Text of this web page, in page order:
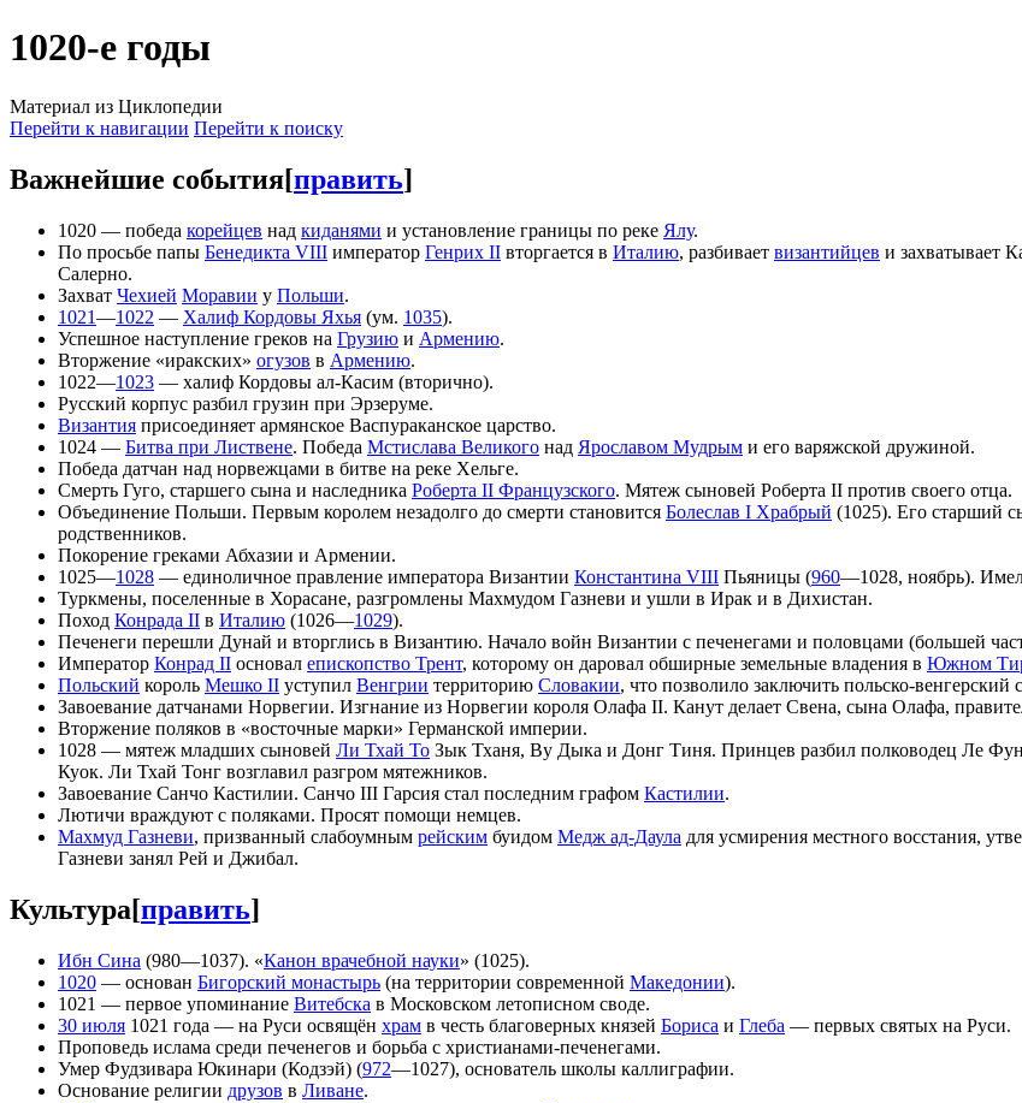
1020-е годы
Материал из Циклопедии
Перейти к навигации Перейти к поиску
Важнейшие события[править]
1020 — победа корейцев над киданями и установление границы по реке Ялу.
По просьбе папы Бенедикта VIII император Генрих II вторгается в Италию, разбивает византийцев и захватывает
Салерно.
Захват Чехией Моравии у Польши.
1021—1022 — Халиф Кордовы Яхья (ум. 1035).
Успешное наступление греков на Грузию и Армению.
Вторжение «иракских» огузов в Армению.
1022—1023 — халиф Кордовы ал-Касим (вторично).
Русский корпус разбил грузин при Эрзеруме.
Византия присоединяет армянское Васпураканское царство.
1024 — Битва при Листвене. Победа Мстислава Великого над Ярославом Мудрым и его варяжской дружиной.
Победа датчан над норвежцами в битве на реке Хельге.
Смерть Гуго, старшего сына и наследника Роберта II Французского. Мятеж сыновей Роберта II против своего отца.
Объединение Польши. Первым королем незадолго до смерти становится Болеслав I Храбрый (1025). Его старший
родственников.
Покорение греками Абхазии и Армении.
1025—1028 — единоличное правление императора Византии Константина VIII Пьяницы (960—1028, ноябрь).
Туркмены, поселенные в Хорасане, разгромлены Махмудом Газневи и ушли в Ирак и в Дихистан.
Поход Конрада II в Италию (1026—1029).
Печенеги перешли Дунай и вторглись в Византию. Начало войн Византии с печенегами и половцами (большей
Император Конрад II основал епископство Трент, которому он даровал обширные земельные владения в Южном
Польский король Мешко II уступил Венгрии территорию Словакии, что позволило заключить польско-венгерский
Завоевание датчанами Норвегии. Изгнание из Норвегии короля Олафа II. Канут делает Свена, сына Олафа,
Вторжение поляков в «восточные марки» Германской империи.
1028 — мятеж младших сыновей Ли Тхай То Зык Тханя, Ву Дыка и Донг Тиня. Принцев разбил полководец Ле
Куок. Ли Тхай Тонг возглавил разгром мятежников.
Завоевание Санчо Кастилии. Санчо III Гарсия стал последним графом Кастилии.
Лютичи враждуют с поляками. Просят помощи немцев.
Махмуд Газневи, призванный слабоумным рейским буидом Медж ад-Даула для усмирения местного восстания,
Газневи занял Рей и Джибал.
Культура[править]
Ибн Сина (980—1037). «Канон врачебной науки» (1025).
1020 — основан Бигорский монастырь (на территории современной Македонии).
1021 — первое упоминание Витебска в Московском летописном своде.
30 июля 1021 года — на Руси освящён храм в честь благоверных князей Бориса и Глеба — первых святых на Руси.
Проповедь ислама среди печенегов и борьба с христианами-печенегами.
Умер Фудзивара Юкинари (Кодзэй) (972—1027), основатель школы каллиграфии.
Основание религии друзов в Ливане.